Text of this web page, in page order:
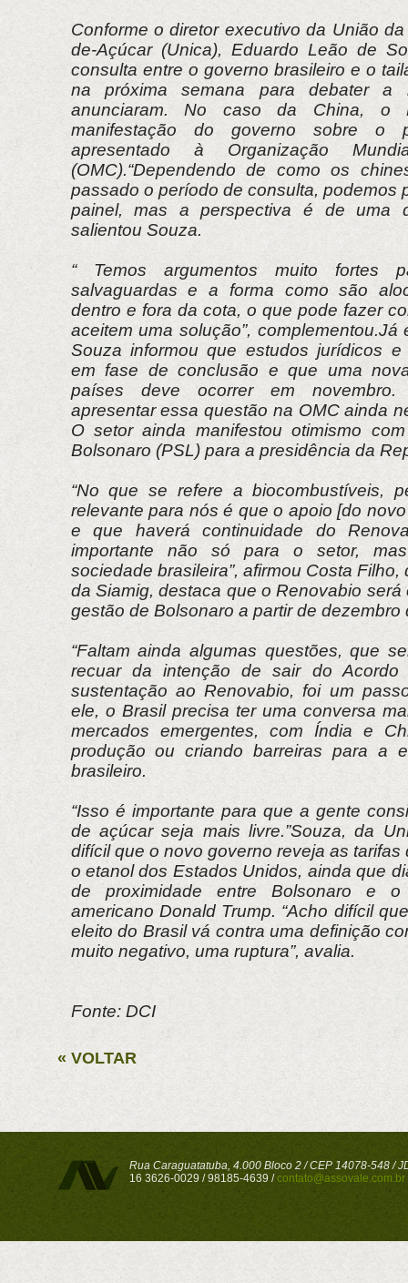
Conforme o diretor executivo da União
de-Açúcar (Unica), Eduardo Leão de
consulta entre o governo brasileiro e o
na próxima semana para debater a
anunciaram. No caso da China, o
manifestação do governo sobre o
apresentado à Organização
(OMC).“Dependendo de como os
passado o período de consulta, podemos
painel, mas a perspectiva é de uma
salientou Souza.
“ Temos argumentos muito fortes
salvaguardas e a forma como são
dentro e fora da cota, o que pode fazer
aceitem uma solução”, complementou.Já
Souza informou que estudos jurídicos e
em fase de conclusão e que uma
países deve ocorrer em novembro.
apresentar essa questão na OMC ainda
O setor ainda manifestou otimismo
Bolsonaro (PSL) para a presidência da
“No que se refere a biocombustíveis,
relevante para nós é que o apoio [do
e que haverá continuidade do
importante não só para o setor,
sociedade brasileira”, afirmou Costa Filho,
da Siamig, destaca que o Renovabio será
gestão de Bolsonaro a partir de dezembro
“Faltam ainda algumas questões, que
recuar da intenção de sair do
sustentação ao Renovabio, foi um
ele, o Brasil precisa ter uma conversa
mercados emergentes, com Índia e
produção ou criando barreiras para a
brasileiro.
“Isso é importante para que a gente
de açúcar seja mais livre.”Souza, da
difícil que o novo governo reveja as tarifas
o etanol dos Estados Unidos, ainda que
de proximidade entre Bolsonaro e o
americano Donald Trump. “Acho difícil
eleito do Brasil vá contra uma definição
muito negativo, uma ruptura”, avalia.
Fonte: DCI
« VOLTAR
Rua Caraguatatuba, 4.000 Bloco 2 / CEP 14078-548 /
16 3626-0029 / 98185-4639 /contato@assovale.com.br